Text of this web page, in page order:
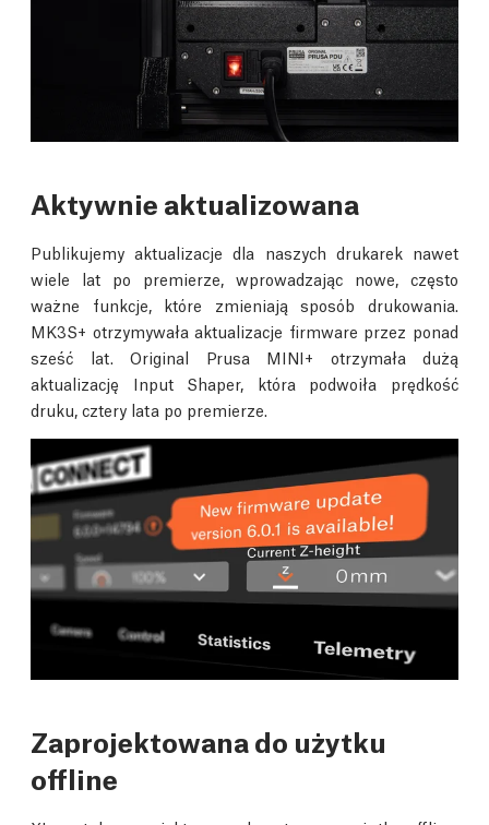
Aktywnie aktualizowana
Publikujemy aktualizacje dla naszych drukarek nawet
wiele lat po premierze, wprowadzając nowe, często
ważne funkcje, które zmieniają sposób drukowania.
MK3S+ otrzymywała aktualizacje firmware przez ponad
sześć lat. Original Prusa MINI+ otrzymała dużą
aktualizację Input Shaper, która podwoiła prędkość
druku, cztery lata po premierze.
Zaprojektowana do użytku
offline